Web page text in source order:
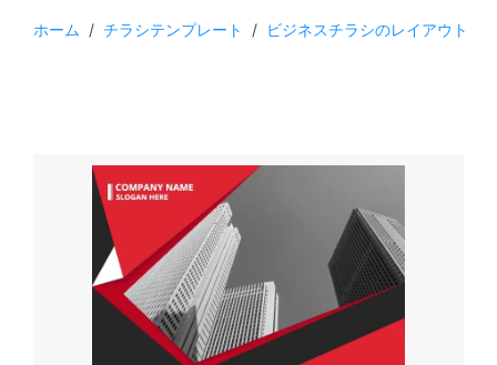
ホーム / チラシテンプレート / ビジネスチラシのレイアウト